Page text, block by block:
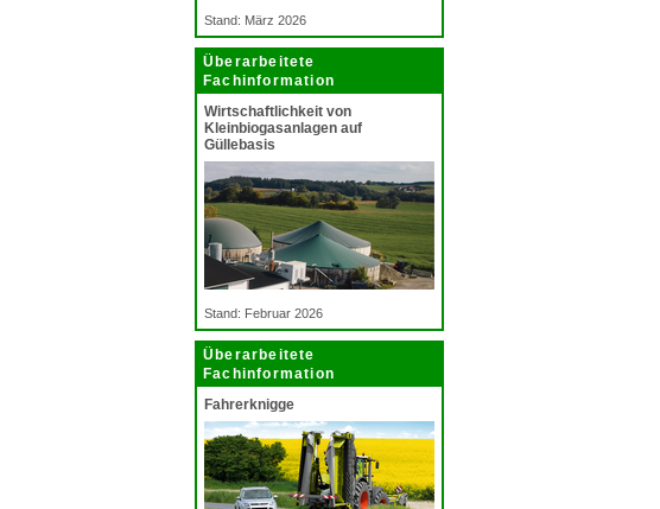
Stand: März 2026
Überarbeitete
Fachinformation
Wirtschaftlichkeit von
Kleinbiogasanlagen auf
Güllebasis
Stand: Februar 2026
Überarbeitete
Fachinformation
Fahrerknigge